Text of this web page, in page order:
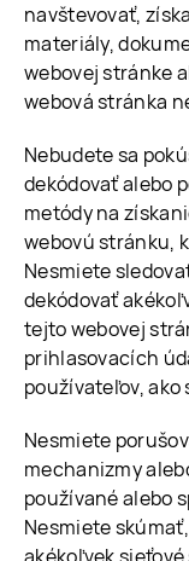
navštevovať,
materiály,
webovej stránke
webová stránka
Nebudete sa
dekódovať alebo
metódy na
webovú stránku,
Nesmiete
dekódovať
tejto webovej
prihlasovacích
používateľov, ako
Nesmiete
mechanizmy
používané alebo
Nesmiete